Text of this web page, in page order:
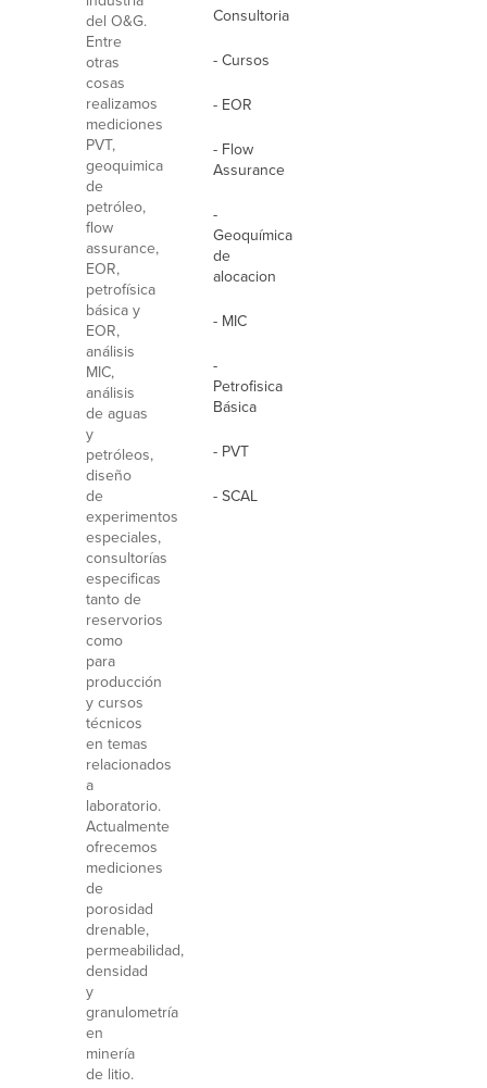
del O&G.
Entre
otras
cosas
realizamos
mediciones
PVT,
geoquimica
de
petróleo,
flow
assurance,
EOR,
petrofísica
básica y
EOR,
análisis
MIC,
análisis
de aguas
y
petróleos,
diseño
de
experimentos
especiales,
consultorías
especificas
tanto de
reservorios
como
para
producción
y cursos
técnicos
en temas
relacionados
a
laboratorio.
Actualmente
ofrecemos
mediciones
de
porosidad
drenable,
permeabilidad,
densidad
y
granulometría
en
minería
de litio.
Consultoria
- Cursos
- EOR
- Flow
Assurance
-
Geoquímica
de
alocacion
- MIC
-
Petrofisica
Básica
- PVT
- SCAL